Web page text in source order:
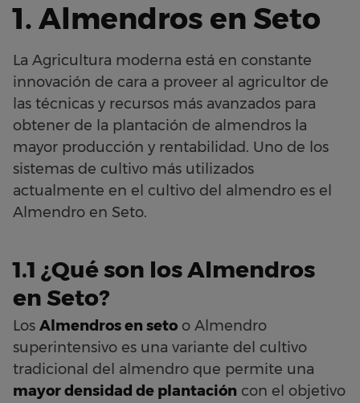
1. Almendros en Seto
La Agricultura moderna está en constante
innovación de cara a proveer al agricultor de
las técnicas y recursos más avanzados para
obtener de la plantación de almendros la
mayor producción y rentabilidad. Uno de los
sistemas de cultivo más utilizados
actualmente en el cultivo del almendro es el
Almendro en Seto.
1.1 ¿Qué son los Almendros
en Seto?
Los Almendros en seto o Almendro
superintensivo es una variante del cultivo
tradicional del almendro que permite una
mayor densidad de plantación con el objetivo